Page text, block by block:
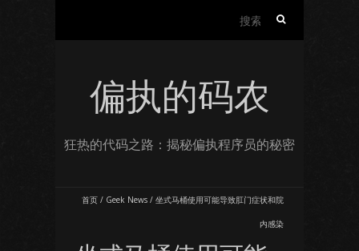
偏执的码农
狂热的代码之路：揭秘偏执程序员的秘密
首页 / Geek News / 坐式马桶使用可能导致肛门症状和院
内感染